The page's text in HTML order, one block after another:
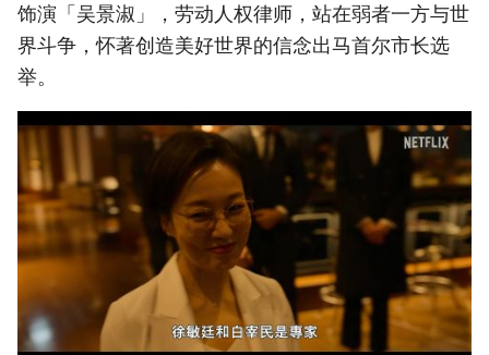
饰演「吴景淑」，劳动人权律师，站在弱者一方与世
界斗争，怀著创造美好世界的信念出马首尔市长选
举。